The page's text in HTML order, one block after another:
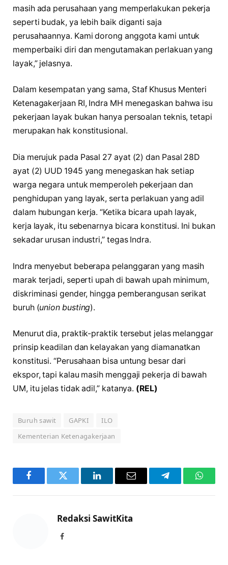
masih ada perusahaan yang memperlakukan pekerja
seperti budak, ya lebih baik diganti saja
perusahaannya. Kami dorong anggota kami untuk
memperbaiki diri dan mengutamakan perlakuan yang
layak,” jelasnya.
Dalam kesempatan yang sama, Staf Khusus Menteri
Ketenagakerjaan RI, Indra MH menegaskan bahwa isu
pekerjaan layak bukan hanya persoalan teknis, tetapi
merupakan hak konstitusional.
Dia merujuk pada Pasal 27 ayat (2) dan Pasal 28D
ayat (2) UUD 1945 yang menegaskan hak setiap
warga negara untuk memperoleh pekerjaan dan
penghidupan yang layak, serta perlakuan yang adil
dalam hubungan kerja. “Ketika bicara upah layak,
kerja layak, itu sebenarnya bicara konstitusi. Ini bukan
sekadar urusan industri,” tegas Indra.
Indra menyebut beberapa pelanggaran yang masih
marak terjadi, seperti upah di bawah upah minimum,
diskriminasi gender, hingga pemberangusan serikat
buruh (union busting).
Menurut dia, praktik-praktik tersebut jelas melanggar
prinsip keadilan dan kelayakan yang diamanatkan
konstitusi. “Perusahaan bisa untung besar dari
ekspor, tapi kalau masih menggaji pekerja di bawah
UM, itu jelas tidak adil,” katanya. (REL)
Buruh sawit GAPKI
ILO
Kementerian Ketenagakerjaan
FacebookTwitter LinkedInEmail Telegram
Redaksi SawitKita
Facebook